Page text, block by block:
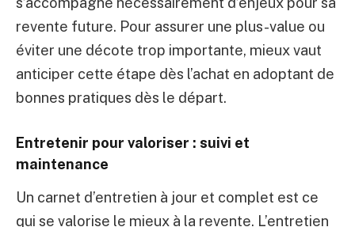
revente future. Pour assurer une plus-value ou
éviter une décote trop importante, mieux vaut
anticiper cette étape dès l’achat en adoptant de
bonnes pratiques dès le départ.
Entretenir pour valoriser : suivi et
maintenance
Un carnet d’entretien à jour et complet est ce
qui se valorise le mieux à la revente. L’entretien